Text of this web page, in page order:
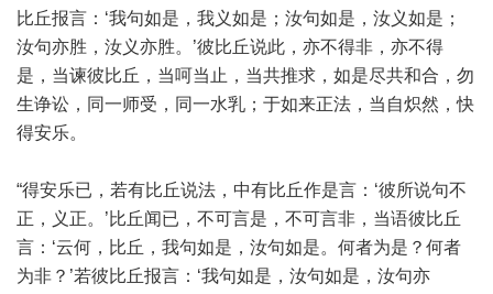
比丘报言：‘我句如是，我义如是；汝句如是，汝义如是；
汝句亦胜，汝义亦胜。’彼比丘说此，亦不得非，亦不得
是，当谏彼比丘，当呵当止，当共推求，如是尽共和合，勿
生诤讼，同一师受，同一水乳；于如来正法，当自炽然，快
得安乐。
“得安乐已，若有比丘说法，中有比丘作是言：‘彼所说句不
正，义正。’比丘闻已，不可言是，不可言非，当语彼比丘
言：‘云何，比丘，我句如是，汝句如是。何者为是？何者
为非？’若彼比丘报言：‘我句如是，汝句如是，汝句亦